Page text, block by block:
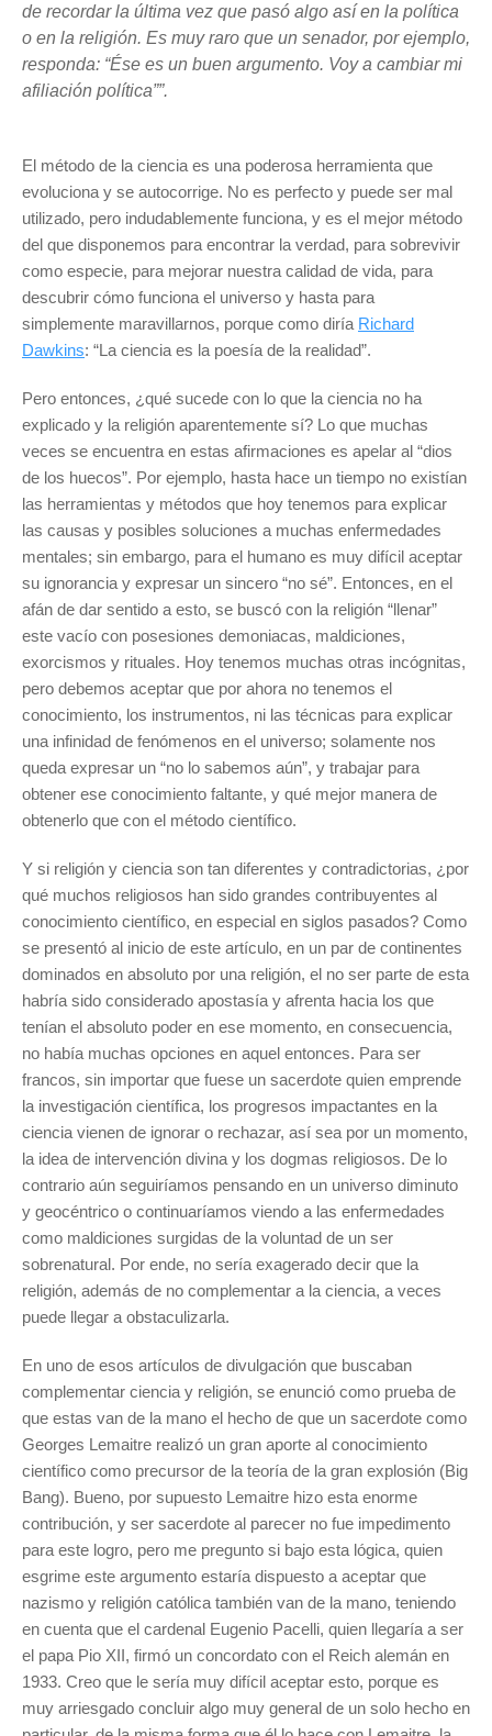
de recordar la última vez que pasó algo así en la política
o en la religión. Es muy raro que un senador, por ejemplo,
responda: “Ése es un buen argumento. Voy a cambiar mi
afiliación política””.
El método de la ciencia es una poderosa herramienta que
evoluciona y se autocorrige. No es perfecto y puede ser mal
utilizado, pero indudablemente funciona, y es el mejor método
del que disponemos para encontrar la verdad, para sobrevivir
como especie, para mejorar nuestra calidad de vida, para
descubrir cómo funciona el universo y hasta para
simplemente maravillarnos, porque como diría Richard
Dawkins: “La ciencia es la poesía de la realidad”.
Pero entonces, ¿qué sucede con lo que la ciencia no ha
explicado y la religión aparentemente sí? Lo que muchas
veces se encuentra en estas afirmaciones es apelar al “dios
de los huecos”. Por ejemplo, hasta hace un tiempo no existían
las herramientas y métodos que hoy tenemos para explicar
las causas y posibles soluciones a muchas enfermedades
mentales; sin embargo, para el humano es muy difícil aceptar
su ignorancia y expresar un sincero “no sé”. Entonces, en el
afán de dar sentido a esto, se buscó con la religión “llenar”
este vacío con posesiones demoniacas, maldiciones,
exorcismos y rituales. Hoy tenemos muchas otras incógnitas,
pero debemos aceptar que por ahora no tenemos el
conocimiento, los instrumentos, ni las técnicas para explicar
una infinidad de fenómenos en el universo; solamente nos
queda expresar un “no lo sabemos aún”, y trabajar para
obtener ese conocimiento faltante, y qué mejor manera de
obtenerlo que con el método científico.
Y si religión y ciencia son tan diferentes y contradictorias, ¿por
qué muchos religiosos han sido grandes contribuyentes al
conocimiento científico, en especial en siglos pasados? Como
se presentó al inicio de este artículo, en un par de continentes
dominados en absoluto por una religión, el no ser parte de esta
habría sido considerado apostasía y afrenta hacia los que
tenían el absoluto poder en ese momento, en consecuencia,
no había muchas opciones en aquel entonces. Para ser
francos, sin importar que fuese un sacerdote quien emprende
la investigación científica, los progresos impactantes en la
ciencia vienen de ignorar o rechazar, así sea por un momento,
la idea de intervención divina y los dogmas religiosos. De lo
contrario aún seguiríamos pensando en un universo diminuto
y geocéntrico o continuaríamos viendo a las enfermedades
como maldiciones surgidas de la voluntad de un ser
sobrenatural. Por ende, no sería exagerado decir que la
religión, además de no complementar a la ciencia, a veces
puede llegar a obstaculizarla.
En uno de esos artículos de divulgación que buscaban
complementar ciencia y religión, se enunció como prueba de
que estas van de la mano el hecho de que un sacerdote como
Georges Lemaitre realizó un gran aporte al conocimiento
científico como precursor de la teoría de la gran explosión (Big
Bang). Bueno, por supuesto Lemaitre hizo esta enorme
contribución, y ser sacerdote al parecer no fue impedimento
para este logro, pero me pregunto si bajo esta lógica, quien
esgrime este argumento estaría dispuesto a aceptar que
nazismo y religión católica también van de la mano, teniendo
en cuenta que el cardenal Eugenio Pacelli, quien llegaría a ser
el papa Pio XII, firmó un concordato con el Reich alemán en
1933. Creo que le sería muy difícil aceptar esto, porque es
muy arriesgado concluir algo muy general de un solo hecho en